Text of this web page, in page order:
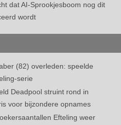
dat AI-Sprookjesboom nog dit
wordt
(82) overleden: speelde
serie
Deadpool struint rond in
voor bijzondere opnames
Efteling weer